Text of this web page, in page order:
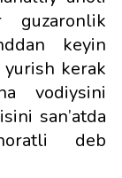
keyin
yurish kerak
vodiysini
san’atda
deb